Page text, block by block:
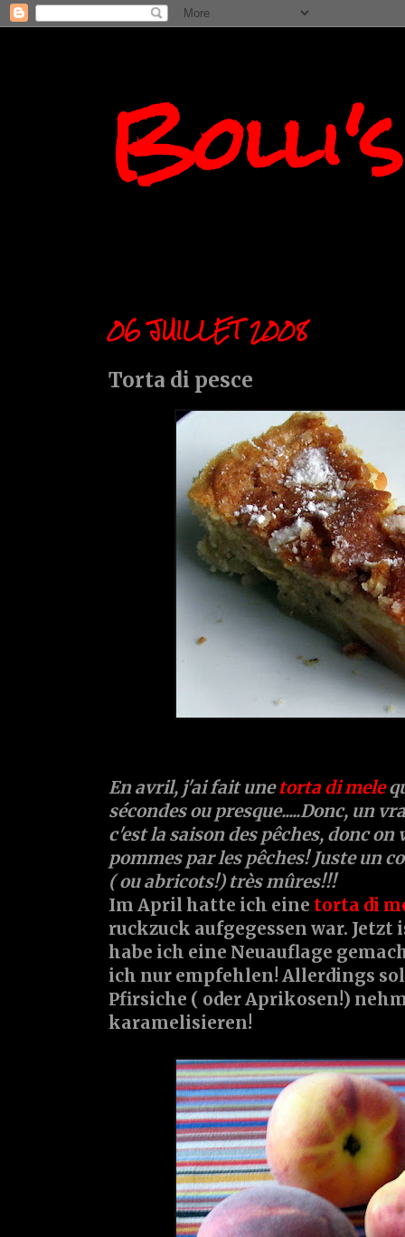
06 JUILLET 2008
Torta di pesce
En avril, j'ai fait unetorta di mele
sécondes ou presque.....Donc, un
c'est la saison des pêches, donc on
pommes par les pêches! Juste un
( ou abricots!) très mûres!!!
Im April hatte ich eine torta di
ruckzuck aufgegessen war. Jetzt
habe ich eine Neuauflage
ich nur empfehlen! Allerdings
Pfirsiche ( oder Aprikosen!)
karamelisieren!